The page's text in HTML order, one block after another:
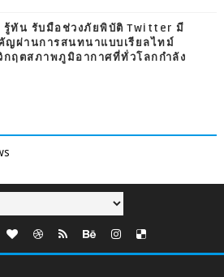
รู้ทัน รับมือช่วงภัยพิบัติ Twitter มี
ญผ่านการสนทนาแบบเรียลไทม์
กฤตสภาพภูมิอากาศที่ทั่วโลกกำลัง